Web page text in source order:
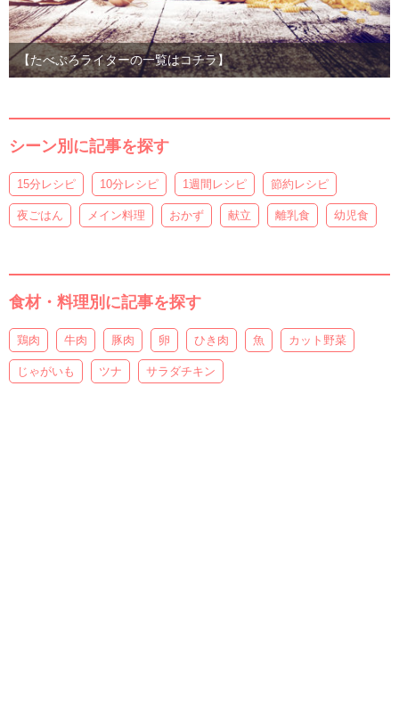
【たべぷろライターの一覧はコチラ】
シーン別に記事を探す
15分レシピ 10分レシピ 1週間レシピ 節約レシピ
夜ごはん メイン料理 おかず 献立 離乳食 幼児食
食材・料理別に記事を探す
鶏肉 牛肉 豚肉 卵 ひき肉 魚 カット野菜
じゃがいも ツナ サラダチキン